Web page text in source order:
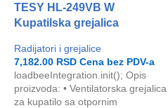
TESY HL-249VB W
Kupatilska grejalica
Radijatori i grejalice
7,182.00 RSD Cena bez PDV-a
loadbeeIntegration.init(); Opis
proizvoda: • Ventilatorska grejalica
za kupatilo sa otpornim